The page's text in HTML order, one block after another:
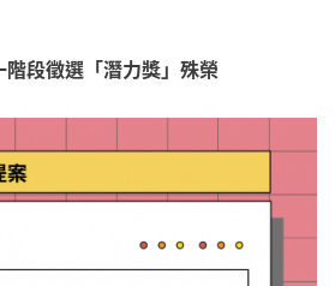
段徵選「潛力獎」殊榮